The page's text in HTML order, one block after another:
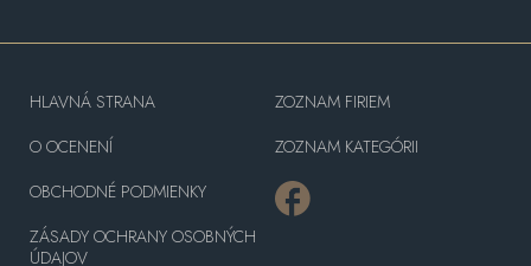
HLAVNÁ STRANA
O OCENENÍ
OBCHODNÉ PODMIENKY
ZÁSADY OCHRANY OSOBNÝCH
ÚDAJOV
ZOZNAM FIRIEM
ZOZNAM KATEGÓRII